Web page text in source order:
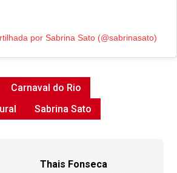
por Sabrina Sato (@sabrinasato)
Carnaval do Rio
Sabrina Sato
Thais Fonseca